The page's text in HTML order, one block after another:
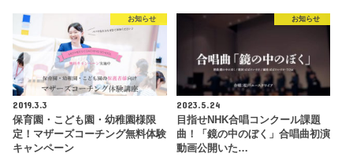
お知らせ
2019.3.3
保育園・こども園・幼稚園様限
定！マザーズコーチング無料体験
キャンペーン
お知らせ
2023.5.24
目指せNHK合唱コンクール課題
曲！「鏡の中のぼく」合唱曲初演
動画公開いた…